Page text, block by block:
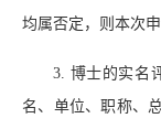
均属否定，则本次申
3. 博士的实名
名、单位、职称、